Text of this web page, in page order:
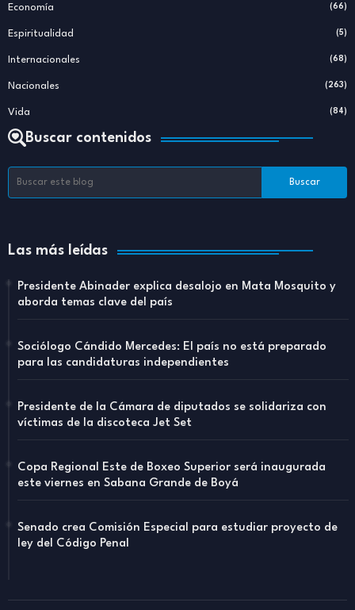
Economía (66)
Espiritualidad (5)
Internacionales (68)
Nacionales (263)
Vida (84)
Buscar contenidos
Las más leídas
Presidente Abinader explica desalojo en Mata Mosquito y
aborda temas clave del país
Sociólogo Cándido Mercedes: El país no está preparado
para las candidaturas independientes
Presidente de la Cámara de diputados se solidariza con
víctimas de la discoteca Jet Set
Copa Regional Este de Boxeo Superior será inaugurada
este viernes en Sabana Grande de Boyá
Senado crea Comisión Especial para estudiar proyecto de
ley del Código Penal